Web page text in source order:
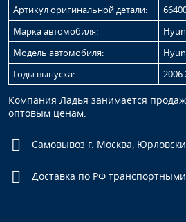
Артикул оригинальной детали:
Марка автомобиля:
Модель автомобиля:
Годы выпуска:
2006
Компания Ладья занимается
оптовым ценам.
Самовывоз г. Москва,
Доставка по РФ